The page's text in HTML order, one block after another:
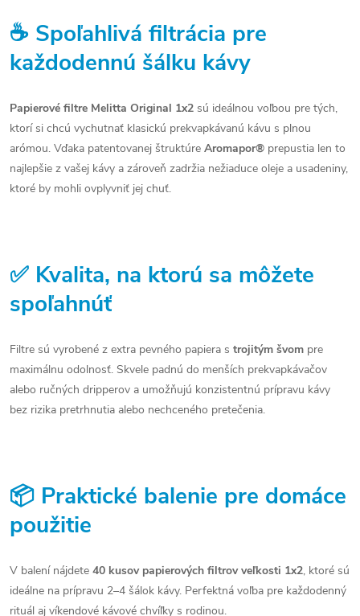
☕ Spoľahlivá filtrácia pre
každodennú šálku kávy
Papierové filtre Melitta Original 1x2 sú ideálnou voľbou pre tých,
ktorí si chcú vychutnať klasickú prekvapkávanú kávu s plnou
arómou. Vďaka patentovanej štruktúre Aromapor® prepustia len to
najlepšie z vašej kávy a zároveň zadržia nežiaduce oleje a usadeniny,
ktoré by mohli ovplyvniť jej chuť.
✅ Kvalita, na ktorú sa môžete
spoľahnúť
Filtre sú vyrobené z extra pevného papiera s trojitým švom pre
maximálnu odolnosť. Skvele padnú do menších prekvapkávačov
alebo ručných dripperov a umožňujú konzistentnú prípravu kávy
bez rizika pretrhnutia alebo nechceného pretečenia.
📦 Praktické balenie pre domáce
použitie
V balení nájdete 40 kusov papierových filtrov veľkosti 1x2, ktoré sú
ideálne na prípravu 2–4 šálok kávy. Perfektná voľba pre každodenný
rituál aj víkendové kávové chvíľky s rodinou.